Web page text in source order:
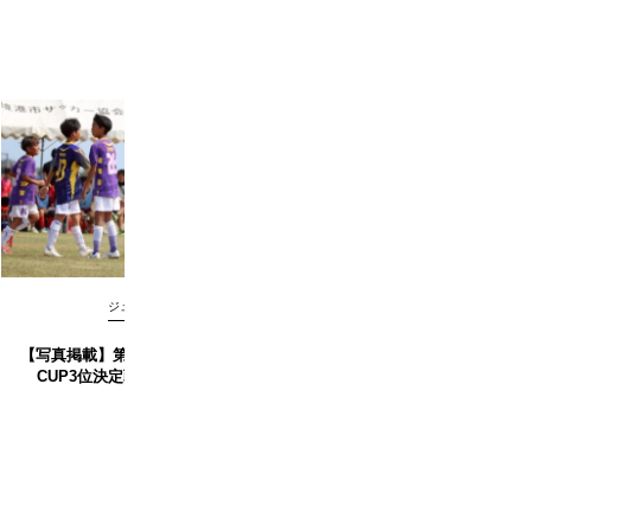
ジュニア
【写真掲載】第1回 BIG DREAM
CUP3位決定戦 vsFCおろち